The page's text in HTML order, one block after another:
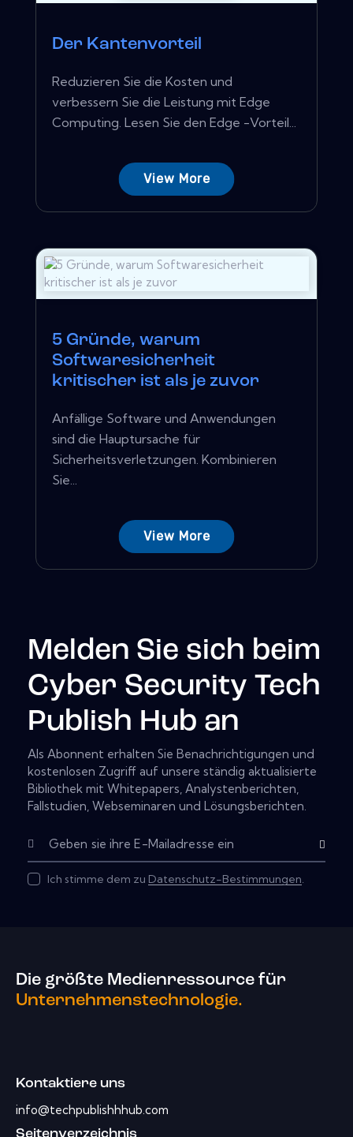
Der Kantenvorteil
Reduzieren Sie die Kosten und
verbessern Sie die Leistung mit Edge
Computing. Lesen Sie den Edge -Vorteil...
View More
5 Gründe, warum
Softwaresicherheit
kritischer ist als je zuvor
Anfällige Software und Anwendungen
sind die Hauptursache für
Sicherheitsverletzungen. Kombinieren
Sie...
View More
Melden Sie sich beim
Cyber Security Tech
Publish Hub an
Als Abonnent erhalten Sie Benachrichtigungen und
kostenlosen Zugriff auf unsere ständig aktualisierte
Bibliothek mit Whitepapers, Analystenberichten,
Fallstudien, Webseminaren und Lösungsberichten.
Ich stimme dem zu Datenschutz-Bestimmungen.
Die größte Medienressource für
Unternehmenstechnologie.
Kontaktiere uns
info@techpublishhhub.com
Seitenverzeichnis